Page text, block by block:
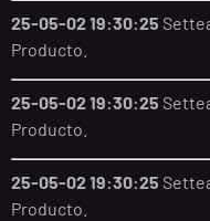
25-05-02 19:30:25
Producto.
25-05-02 19:30:25
Producto.
25-05-02 19:30:25
Producto.